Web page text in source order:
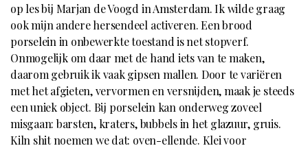
op les bij Marjan de Voogd in Amsterdam. Ik wilde graag
ook mijn andere hersendeel activeren. Een brood
porselein in onbewerkte toestand is net stopverf.
Onmogelijk om daar met de hand iets van te maken,
daarom gebruik ik vaak gipsen mallen. Door te variëren
met het afgieten, vervormen en versnijden, maak je steeds
een uniek object. Bij porselein kan onderweg zoveel
misgaan: barsten, kraters, bubbels in het glazuur, gruis.
Kiln shit noemen we dat: oven-ellende. Klei voor